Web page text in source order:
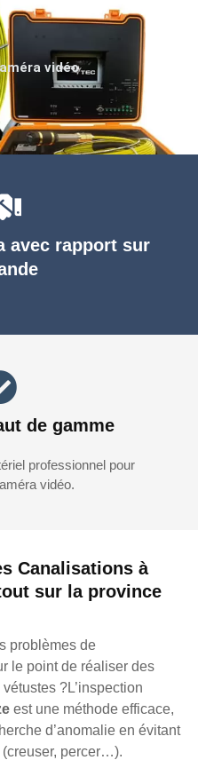
Canalisations à
sur la province
problèmes de
le point de réaliser des
?L’inspection
est une méthode efficace,
d’anomalie en évitant
(creuser, percer…).
avec rapport sur
de gamme
professionnel pour
vidéo.
vidéo